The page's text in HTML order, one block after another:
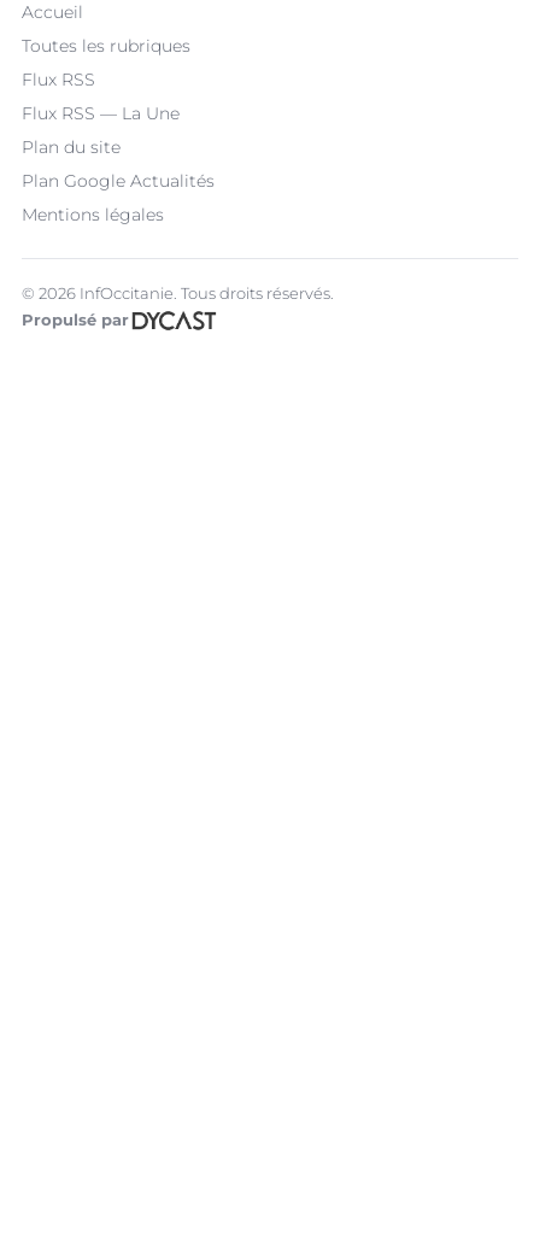
Accueil
Toutes les rubriques
Flux RSS
Flux RSS — La Une
Plan du site
Plan Google Actualités
Mentions légales
© 2026 InfOccitanie. Tous droits réservés.
Propulsé par